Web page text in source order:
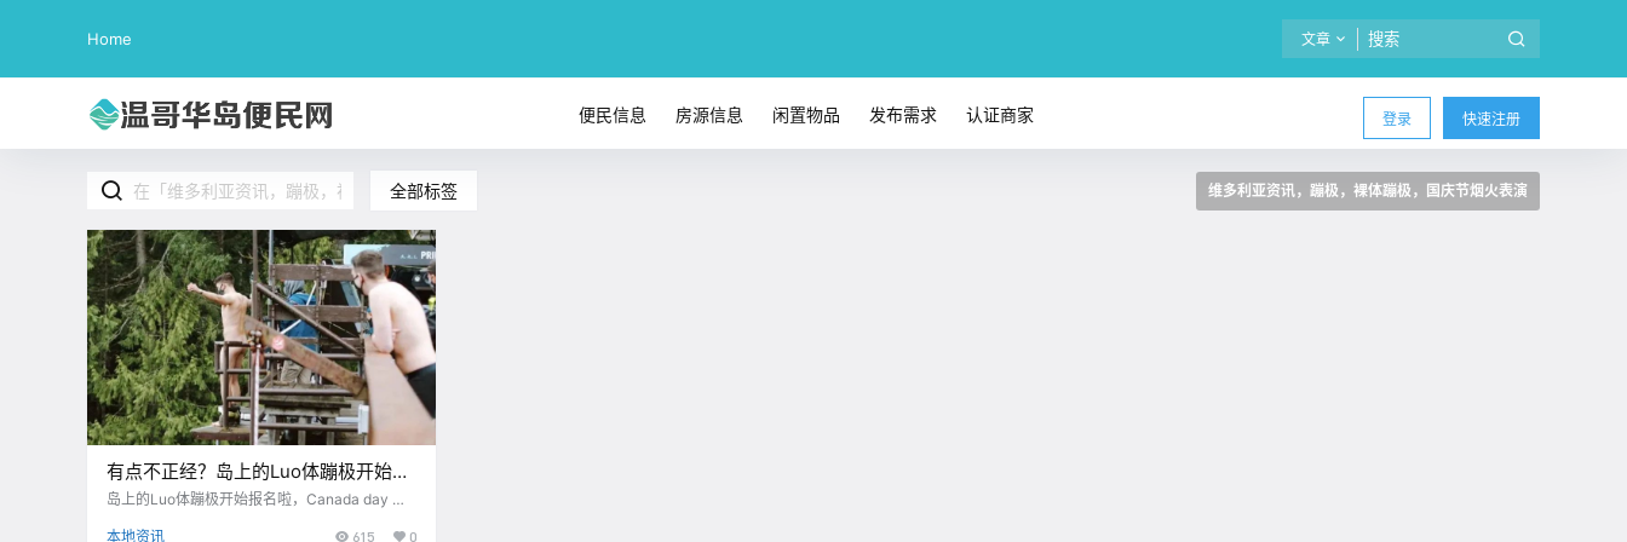
Home 文章
登录 快速注册
便民信息 房源信息 闲置物品 发布需求 认证商家
全部标签 维多利亚资讯，蹦极，裸体蹦极，国庆节烟火表演
有点不正经？岛上的Luo体蹦极开始报
名啦！仅限成年人！
岛上的Luo体蹦极开始报名啦，Canada day 烟
本地资讯
615 0